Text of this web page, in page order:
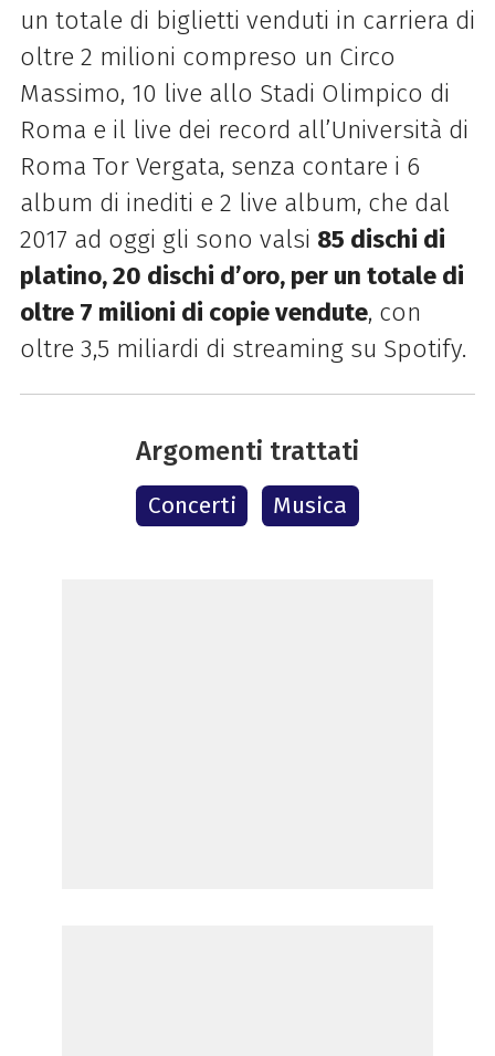
un totale di biglietti venduti in carriera di
oltre 2 milioni compreso un Circo
Massimo, 10 live allo Stadi Olimpico di
Roma e il live dei record all’Università di
Roma Tor Vergata, senza contare i 6
album di inediti e 2 live album, che dal
2017 ad oggi gli sono valsi 85 dischi di
platino, 20 dischi d’oro, per un totale di
oltre 7 milioni di copie vendute, con
oltre 3,5 miliardi di streaming su Spotify.
Argomenti trattati
Concerti Musica